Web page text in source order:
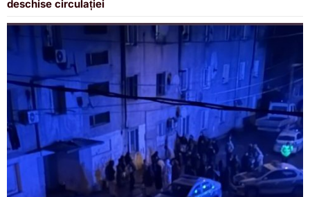
deschise circulației